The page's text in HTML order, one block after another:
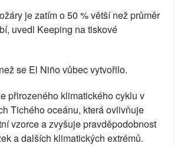
je zatím o 50 % větší než průměr
uvedl Keeping na tiskové
se El Niño vůbec vytvořilo.
přirozeného klimatického cyklu v
Tichého oceánu, která ovlivňuje
vzorce a zvyšuje pravděpodobnost
a dalších klimatických extrémů.